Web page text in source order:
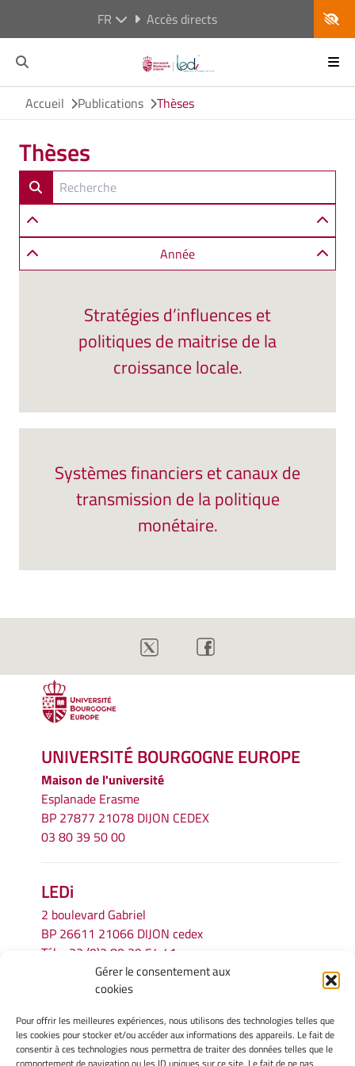
Gérer le consentement aux
cookies
Pour offrir les meilleures expériences, nous utilisons des technologies telles que
les cookies pour stocker et/ou accéder aux informations des appareils. Le fait de
consentir à ces technologies nous permettra de traiter des données telles que le
FR Accès directs
Accueil Publications Thèses
Thèses
Année
Stratégies d’influences et
politiques de maitrise de la
croissance locale.
Systèmes financiers et canaux de
transmission de la politique
monétaire.
UNIVERSITÉ BOURGOGNE EUROPE
Maison de l'université
Esplanade Erasme
BP 27877 21078 DIJON CEDEX
03 80 39 50 00
LEDi
2 boulevard Gabriel
BP 26611 21066 DIJON cedex
Tél.
+33 (0)3 80 39 54 41
secretariat.ledi@u-bourgogne.fr
INFORMATIONS LÉGALES
Mentions légales